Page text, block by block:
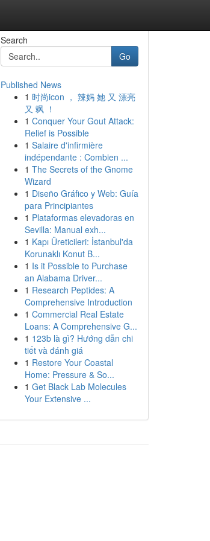
Search
Go
Published News
1 时尚icon ， 辣妈 她 又 漂亮
又 飒 ！
1 Conquer Your Gout Attack:
Relief is Possible
1 Salaire d'infirmière
indépendante : Combien ...
1 The Secrets of the Gnome
Wizard
1 Diseño Gráfico y Web: Guía
para Principiantes
1 Plataformas elevadoras en
Sevilla: Manual exh...
1 Kapı Üreticileri: İstanbul'da
Korunaklı Konut B...
1 Is it Possible to Purchase
an Alabama Driver...
1 Research Peptides: A
Comprehensive Introduction
1 Commercial Real Estate
Loans: A Comprehensive G...
1 123b là gì? Hướng dẫn chi
tiết và đánh giá
1 Restore Your Coastal
Home: Pressure & So...
1 Get Black Lab Molecules
Your Extensive ...